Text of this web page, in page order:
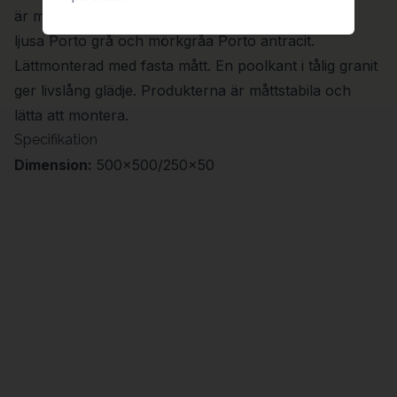
är mjuk och behaglig att gå barfota på. Två färger,
ljusa Porto grå och mörkgråa Porto antracit.
Lättmonterad med fasta mått. En poolkant i tålig granit
ger livslång glädje. Produkterna är måttstabila och
lätta att montera.
Specifikation
Dimension: 500x500/250x50